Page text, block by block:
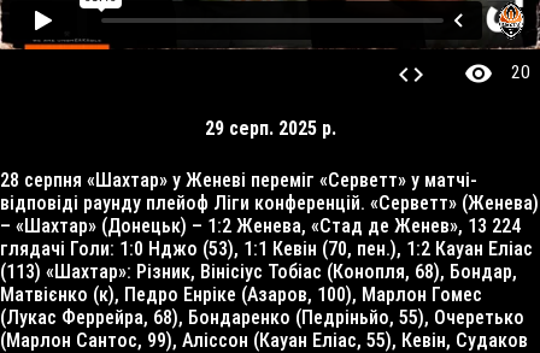
code visibility 20
29 серп. 2025 р.
28 серпня «Шахтар» у Женеві переміг «Серветт» у матчі-
відповіді раунду плейоф Ліги конференцій. «Серветт» (Женева)
– «Шахтар» (Донецьк) – 1:2 Женева, «Стад де Женев», 13 224
глядачі Голи: 1:0 Нджо (53), 1:1 Кевін (70, пен.), 1:2 Кауан Еліас
(113) «Шахтар»: Різник, Вінісіус Тобіас (Конопля, 68), Бондар,
Матвієнко (к), Педро Енріке (Азаров, 100), Марлон Гомес
(Лукас Феррейра, 68), Бондаренко (Педріньйо, 55), Очеретько
(Марлон Сантос, 99), Аліссон (Кауан Еліас, 55), Кевін, Судаков